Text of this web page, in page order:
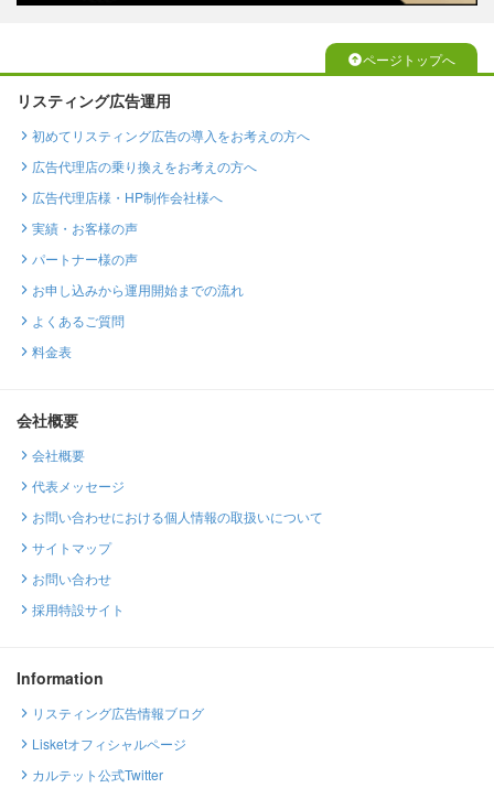
ページトップへ
リスティング広告運用
初めてリスティング広告の導入をお考えの方へ
広告代理店の乗り換えをお考えの方へ
広告代理店様・HP制作会社様へ
実績・お客様の声
パートナー様の声
お申し込みから運用開始までの流れ
よくあるご質問
料金表
会社概要
会社概要
代表メッセージ
お問い合わせにおける個人情報の取扱いについて
サイトマップ
お問い合わせ
採用特設サイト
Information
リスティング広告情報ブログ
Lisketオフィシャルページ
カルテット公式Twitter